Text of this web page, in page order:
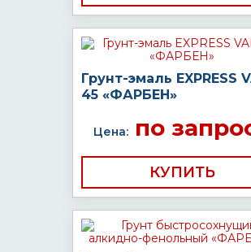
Грунт-эмаль EXPRESS
45 «ФАРБЕН»
Цена:по
КУПИТЬ